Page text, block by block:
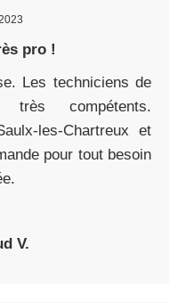
pro !
Les techniciens de
compétents.
les-Chartreux et
pour tout besoin
V.